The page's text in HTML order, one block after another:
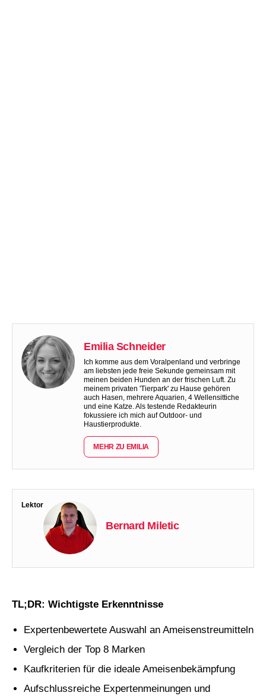
Emilia Schneider
Ich komme aus dem Voralpenland und verbringe
am liebsten jede freie Sekunde gemeinsam mit
meinen beiden Hunden an der frischen Luft. Zu
meinem privaten 'Tierpark' zu Hause gehören
auch Hasen, mehrere Aquarien, 4 Wellensittiche
und eine Katze. Als testende Redakteurin
fokussiere ich mich auf Outdoor- und
Haustierprodukte.
MEHR ZU EMILIA
Lektor
Bernard Miletic
TL;DR: Wichtigste Erkenntnisse
Expertenbewertete Auswahl an Ameisenstreumitteln
Vergleich der Top 8 Marken
Kaufkriterien für die ideale Ameisenbekämpfung
Aufschlussreiche Expertenmeinungen und